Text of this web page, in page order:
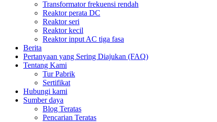
Transformator frekuensi rendah
Reaktor perata DC
Reaktor seri
Reaktor kecil
Reaktor input AC tiga fasa
Berita
Pertanyaan yang Sering Diajukan (FAQ)
Tentang Kami
Tur Pabrik
Sertifikat
Hubungi kami
Sumber daya
Blog Teratas
Pencarian Teratas